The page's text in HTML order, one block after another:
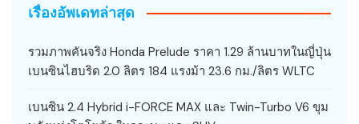
เรื่องอัพเดทล่าสุด
รวมภาพคันจริง Honda Prelude ราคา 1.29 ล้านบาทในญี่ปุ่น
เบนซินไฮบริด 2.0 ลิตร 184 แรงม้า 23.6 กม./ลิตร WLTC
เบนซิน 2.4 Hybrid i-FORCE MAX และ Twin-Turbo V6 ขุม